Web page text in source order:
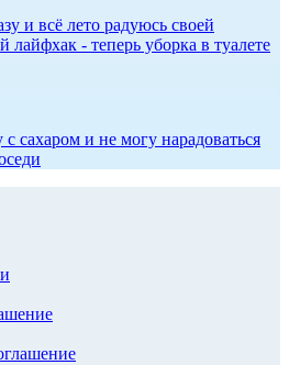
и всё лето радуюсь своей
лайфхак - теперь уборка в туалете
сахаром и не могу нарадоваться